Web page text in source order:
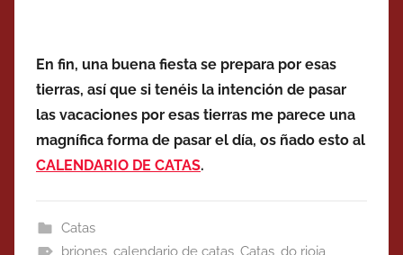
En fin, una buena fiesta se prepara por esas
tierras, así que si tenéis la intención de pasar
las vacaciones por esas tierras me parece una
magnífica forma de pasar el día, os ñado esto al
CALENDARIO DE CATAS.
Catas
briones, calendario de catas, Catas, do rioja,